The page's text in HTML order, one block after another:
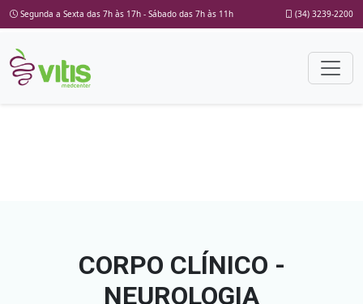
Segunda a Sexta das 7h às 17h - Sábado das 7h às 11h (34) 3239-2200
CORPO CLÍNICO -
NEUROLOGIA